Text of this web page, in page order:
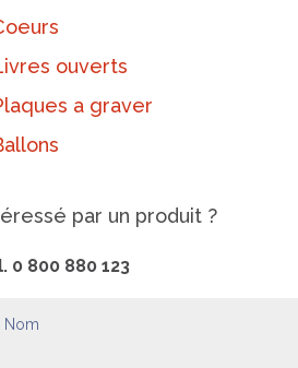
ouverts
a graver
par un produit ?
0 800 880 123